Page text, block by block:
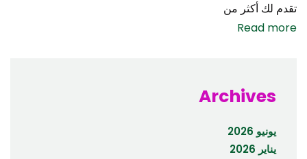
تقدم لك أكثر من
Read more
Archives
يونيو 2026
يناير 2026